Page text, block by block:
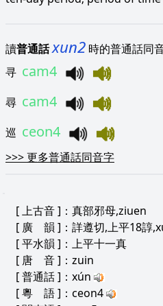
讀普通話xun2 時的普通話同
寻 cam4
尋 cam4
巡 ceon4
>>>更多普通話同音字
[上古音]：真部邪母,ziuen
[ 廣 韻 ]：詳遵切,上平18諄
[平水韻 ]：上平十一真
[ 唐 音]：zuin
[普通話]：xún
[粵 語]：ceon4